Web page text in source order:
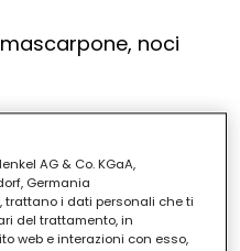
noci
i datteri togliendo
un cucchiaino
all'interno del
AG & Co. KGaA,
Germania
trattano i dati personali che ti
del trattamento, in
web e interazioni con esso,